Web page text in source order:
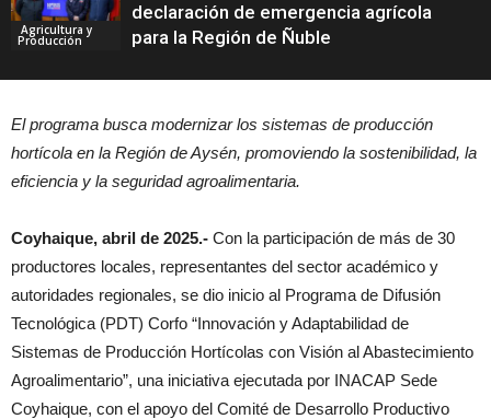
Agricultura y
Producción
declaración de emergencia agrícola
para la Región de Ñuble
El programa busca modernizar los sistemas de producción
hortícola en la Región de Aysén, promoviendo la sostenibilidad, la
eficiencia y la seguridad agroalimentaria.
Coyhaique, abril de 2025.- Con la participación de más de 30
productores locales, representantes del sector académico y
autoridades regionales, se dio inicio al Programa de Difusión
Tecnológica (PDT) Corfo “Innovación y Adaptabilidad de
Sistemas de Producción Hortícolas con Visión al Abastecimiento
Agroalimentario”, una iniciativa ejecutada por INACAP Sede
Coyhaique, con el apoyo del Comité de Desarrollo Productivo